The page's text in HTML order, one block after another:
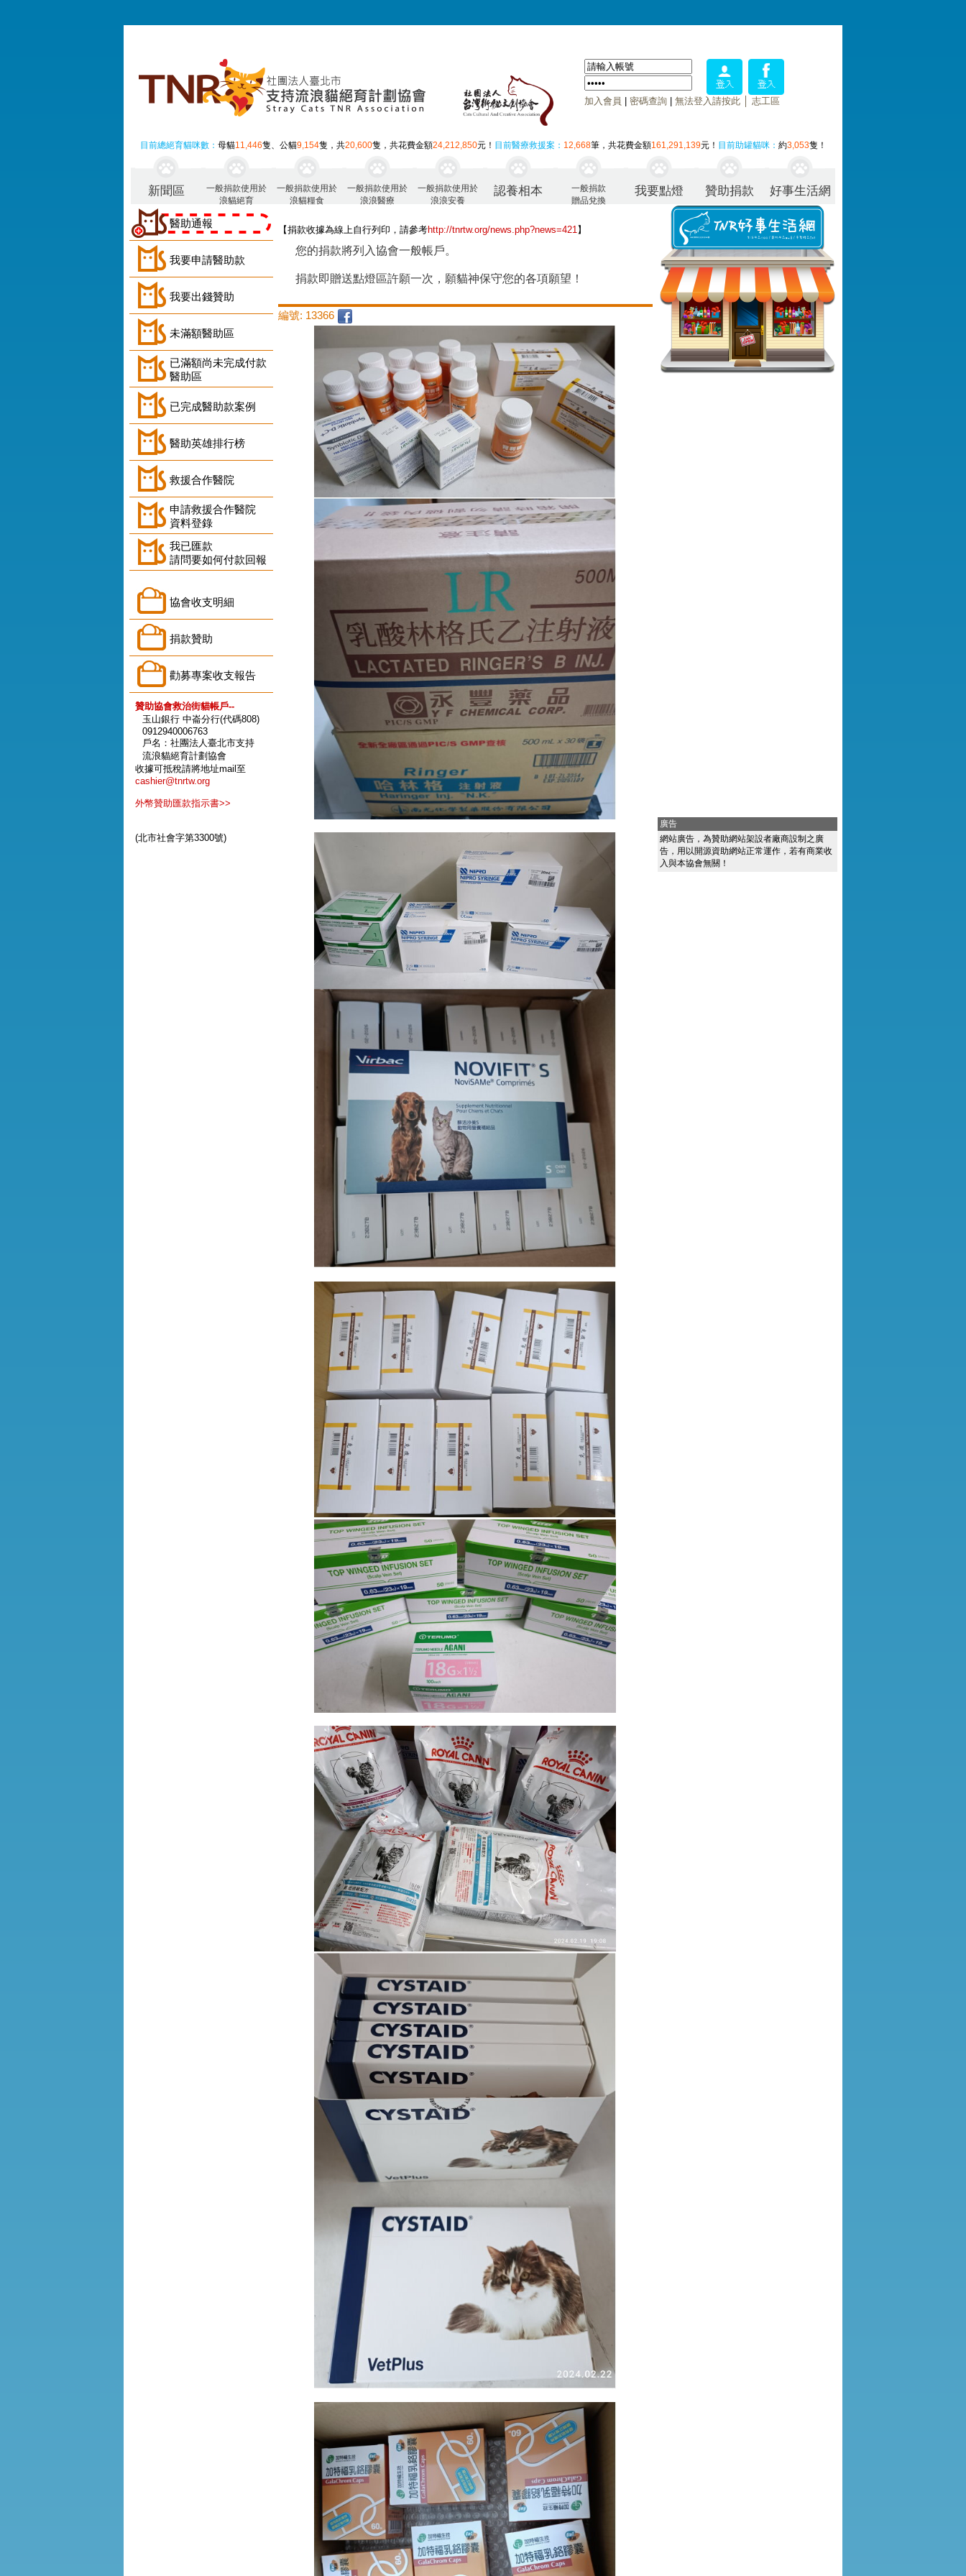
加入會員 密碼查詢| 無法登入請按此│ 志工區
目前總絕育貓咪數： 母貓11,446隻、公貓9,154隻，共20,600隻，共花費金額24,212,850元！ 目前醫療救援案： 12,668筆，共花費金額161,291,139元！ 目前助罐貓咪： 約3,053隻！
新聞區
一般捐款使用於
浪貓絕育
一般捐款使用於
浪貓糧食
一般捐款使用於
浪浪醫療
一般捐款使用於
浪浪安養
認養相本
一般捐款
贈品兌換
我要點燈 贊助捐款 好事生活網
醫助通報
我要申請醫助款
我要出錢贊助
未滿額醫助區
已滿額尚未完成付款
醫助區
已完成醫助款案例
醫助英雄排行榜
救援合作醫院
申請救援合作醫院
資料登錄
我已匯款
請問要如何付款回報
協會收支明細
捐款贊助
勸募專案收支報告
贊助協會救治街貓帳戶--
玉山銀行 中崙分行(代碼808)
0912940006763
戶名：社團法人臺北市支持
流浪貓絕育計劃協會
收據可抵稅請將地址mail至
cashier@tnrtw.org
外幣贊助匯款指示書>>
(北市社會字第3300號)
【捐款收據為線上自行列印，請參考http://tnrtw.org/news.php?news=421】
您的捐款將列入協會一般帳戶。
捐款即贈送點燈區許願一次，願貓神保守您的各項願望！
編號: 13366
廣告
網站廣告，為贊助網站架設者廠商設制之廣
告，用以開源資助網站正常運作，若有商業收
入與本協會無關！